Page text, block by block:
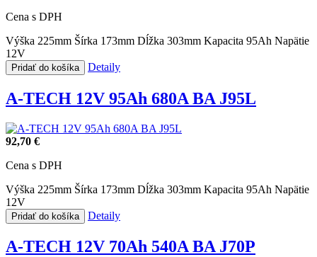
Cena s DPH
Výška 225mm Šírka 173mm Dĺžka 303mm Kapacita 95Ah Napätie
12V
Pridať do košíka Detaily
A-TECH 12V 95Ah 680A BA J95L
92,70 €
Cena s DPH
Výška 225mm Šírka 173mm Dĺžka 303mm Kapacita 95Ah Napätie
12V
Pridať do košíka Detaily
A-TECH 12V 70Ah 540A BA J70P